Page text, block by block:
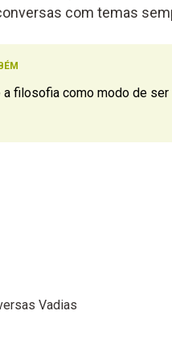
com temas
a filosofia como modo de ser
Vadias